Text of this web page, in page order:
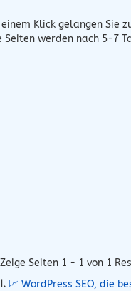
Klick gelangen Sie
Seiten werden nach 5-7
Zeige Seiten 1 - 1 von 1
I. 📈 WordPress SEO, die